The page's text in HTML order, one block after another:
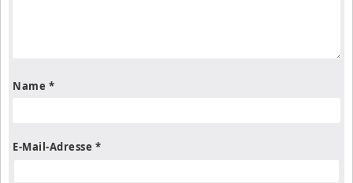
Name *
E-Mail-Adresse *